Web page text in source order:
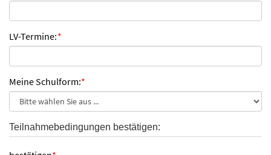
LV-Termine:*
Meine Schulform:*
Teilnahmebedingungen bestätigen: